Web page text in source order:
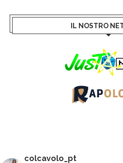
IL NOSTRO
colcavolo_pt